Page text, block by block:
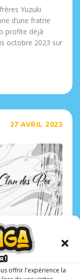
offrir l'expérience la
Yuzuki
d’une fratrie
profite déjà
octobre 2023 sur
27 AVRIL 2023